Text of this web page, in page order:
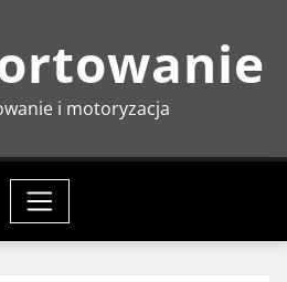
i motoryzacja